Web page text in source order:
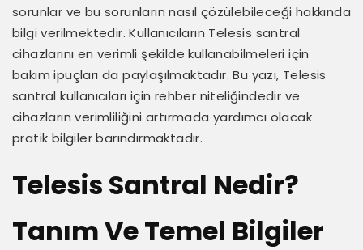
sorunlar ve bu sorunların nasıl çözülebileceği hakkında
bilgi verilmektedir. Kullanıcıların Telesis santral
cihazlarını en verimli şekilde kullanabilmeleri için
bakım ipuçları da paylaşılmaktadır. Bu yazı, Telesis
santral kullanıcıları için rehber niteliğindedir ve
cihazların verimliliğini artırmada yardımcı olacak
pratik bilgiler barındırmaktadır.
Telesis Santral Nedir?
Tanım Ve Temel Bilgiler